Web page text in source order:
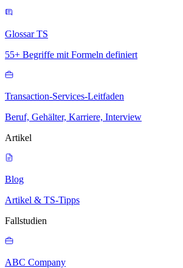
Glossar TS
55+ Begriffe mit Formeln definiert
Transaction-Services-Leitfaden
Beruf, Gehälter, Karriere, Interview
Artikel
Blog
Artikel & TS-Tipps
Fallstudien
ABC Company